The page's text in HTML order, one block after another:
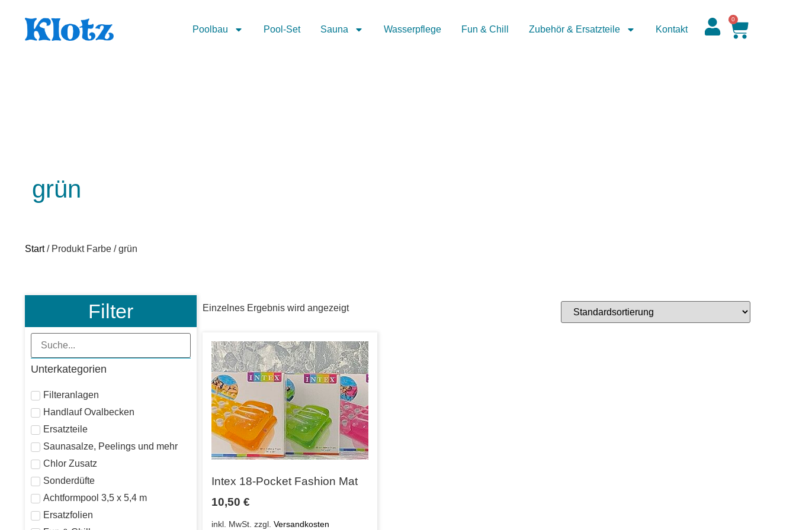
Poolbau Pool-Set Sauna Wasserpflege Fun & Chill Zubehör & Ersatzteile Kontakt
0
grün
Start/ Produkt Farbe / grün
Filter
Unterkategorien
Filteranlagen
Handlauf Ovalbecken
Ersatzteile
Saunasalze, Peelings und mehr
Chlor Zusatz
Sonderdüfte
Achtformpool 3,5 x 5,4 m
Ersatzfolien
Einzelnes Ergebnis wird angezeigt
Intex 18-Pocket Fashion Mat
10,50 €
inkl. MwSt. zzgl. Versandkosten